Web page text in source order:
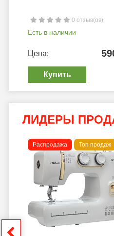
0 отзыв(ов)
Есть в наличии
Цена:
Купить
ЛИДЕРЫ
Распродажа Топ продаж